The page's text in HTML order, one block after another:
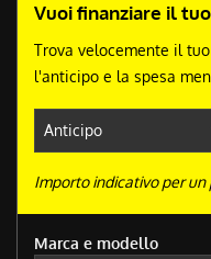
Vuoi finanziare il
Trova velocemente il
l'anticipo e la spesa
Importo indicativo per un
Marca e modello